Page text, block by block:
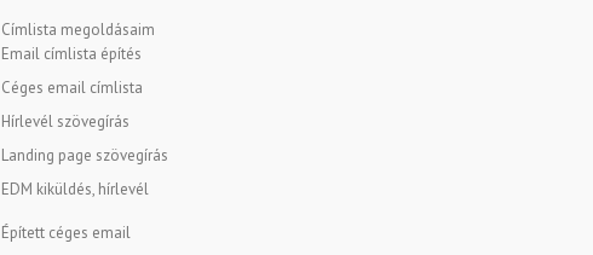
Címlista megoldásaim
Email címlista építés
Céges email címlista
Hírlevél szövegírás
Landing page szövegírás
EDM kiküldés, hírlevél
Épített céges email